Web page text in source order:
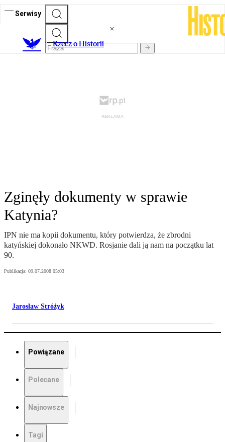
Serwisy
Rzecz o Historii
Zginęły dokumenty w sprawie
Katynia?
IPN nie ma kopii dokumentu, który potwierdza, że zbrodni
katyńskiej dokonało NKWD. Rosjanie dali ją nam na początku lat
90.
Publikacja: 09.07.2008 05:03
Jarosław Stróżyk
Powiązane
Polecane
Najnowsze
Tagi